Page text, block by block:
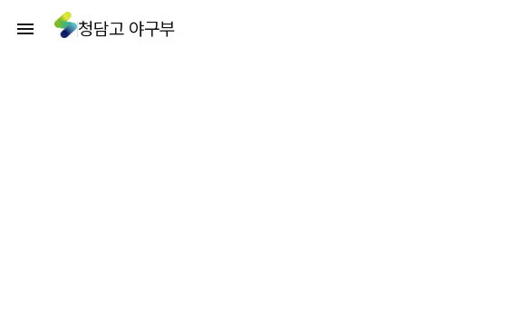
청담고 야구부